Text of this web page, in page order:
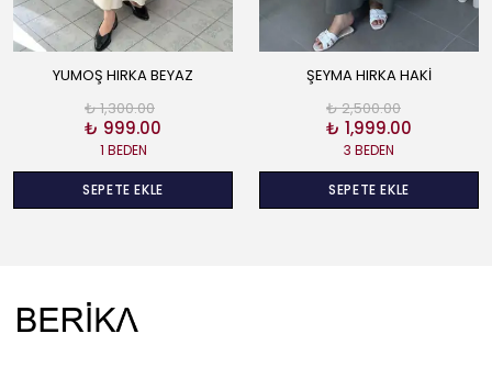
YUMOŞ HIRKA BEYAZ
₺ 1,300.00
₺ 999.00
1 BEDEN
SEPETE EKLE
ŞEYMA HIRKA HAKİ
₺ 2,500.00
₺ 1,999.00
3 BEDEN
SEPETE EKLE